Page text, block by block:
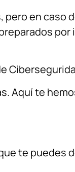
en caso
Aquí te
te puedes